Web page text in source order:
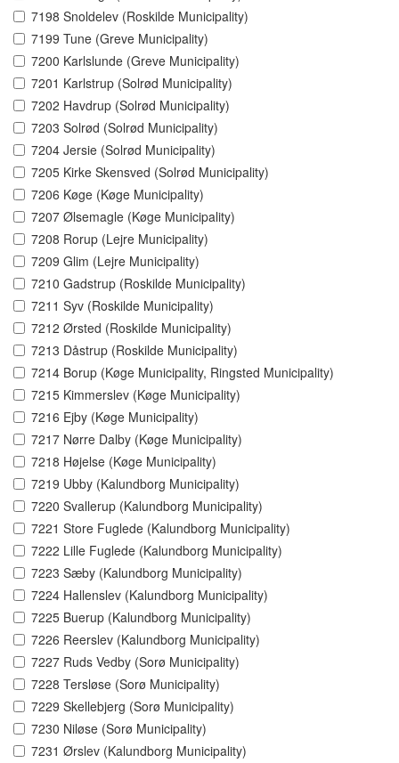
7198 Snoldelev (Roskilde Municipality)
7199 Tune (Greve Municipality)
7200 Karlslunde (Greve Municipality)
7201 Karlstrup (Solrød Municipality)
7202 Havdrup (Solrød Municipality)
7203 Solrød (Solrød Municipality)
7204 Jersie (Solrød Municipality)
7205 Kirke Skensved (Solrød Municipality)
7206 Køge (Køge Municipality)
7207 Ølsemagle (Køge Municipality)
7208 Rorup (Lejre Municipality)
7209 Glim (Lejre Municipality)
7210 Gadstrup (Roskilde Municipality)
7211 Syv (Roskilde Municipality)
7212 Ørsted (Roskilde Municipality)
7213 Dåstrup (Roskilde Municipality)
7214 Borup (Køge Municipality, Ringsted Municipality)
7215 Kimmerslev (Køge Municipality)
7216 Ejby (Køge Municipality)
7217 Nørre Dalby (Køge Municipality)
7218 Højelse (Køge Municipality)
7219 Ubby (Kalundborg Municipality)
7220 Svallerup (Kalundborg Municipality)
7221 Store Fuglede (Kalundborg Municipality)
7222 Lille Fuglede (Kalundborg Municipality)
7223 Sæby (Kalundborg Municipality)
7224 Hallenslev (Kalundborg Municipality)
7225 Buerup (Kalundborg Municipality)
7226 Reerslev (Kalundborg Municipality)
7227 Ruds Vedby (Sorø Municipality)
7228 Tersløse (Sorø Municipality)
7229 Skellebjerg (Sorø Municipality)
7230 Niløse (Sorø Municipality)
7231 Ørslev (Kalundborg Municipality)